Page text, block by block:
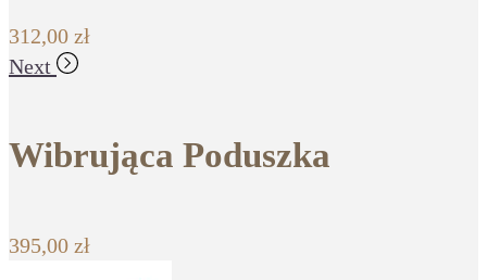
312,00 zł
Next
Wibrująca Poduszka
395,00 zł